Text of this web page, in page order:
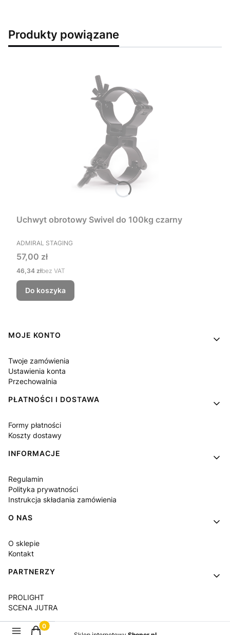
Produkty powiązane
Uchwyt obrotowy Swivel do 100kg czarny
PRODUCENT
ADMIRAL STAGING
Cena
57,00 zł
Cena
46,34 złbez VAT
Do koszyka
Linki w stopce
MOJE KONTO
Twoje zamówienia
Ustawienia konta
Przechowalnia
PŁATNOŚCI I DOSTAWA
Formy płatności
Koszty dostawy
INFORMACJE
Regulamin
Polityka prywatności
Instrukcja składania zamówienia
O NAS
O sklepie
Kontakt
PARTNERZY
PROLIGHT
SCENA JUTRA
Produkty w koszyku: 0. Zobacz szczegóły